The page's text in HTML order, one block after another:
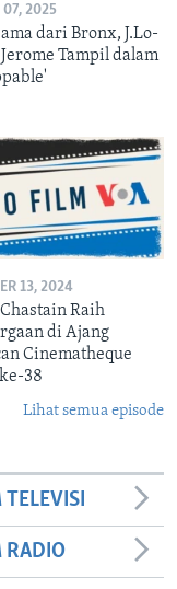
07, 2025
dari Bronx, J.Lo-
Jerome Tampil dalam
13, 2024
Chastain Raih
di Ajang
Cinematheque
38
Lihat semua episode
RADIO